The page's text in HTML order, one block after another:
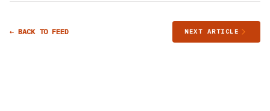
← BACK TO FEED NEXT ARTICLE